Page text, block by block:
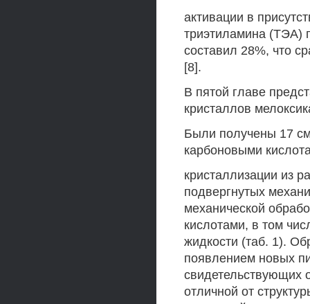
активации в
триэтиламина (ТЭА)
составил 28%, что
[8].
В пятой главе
кристаллов
Были получены 17
карбоновыми
кристаллизации из
подвергнутых
механической
кислотами, в том
жидкости (таб. 1).
появлением новых
свидетельствующих
отличной от